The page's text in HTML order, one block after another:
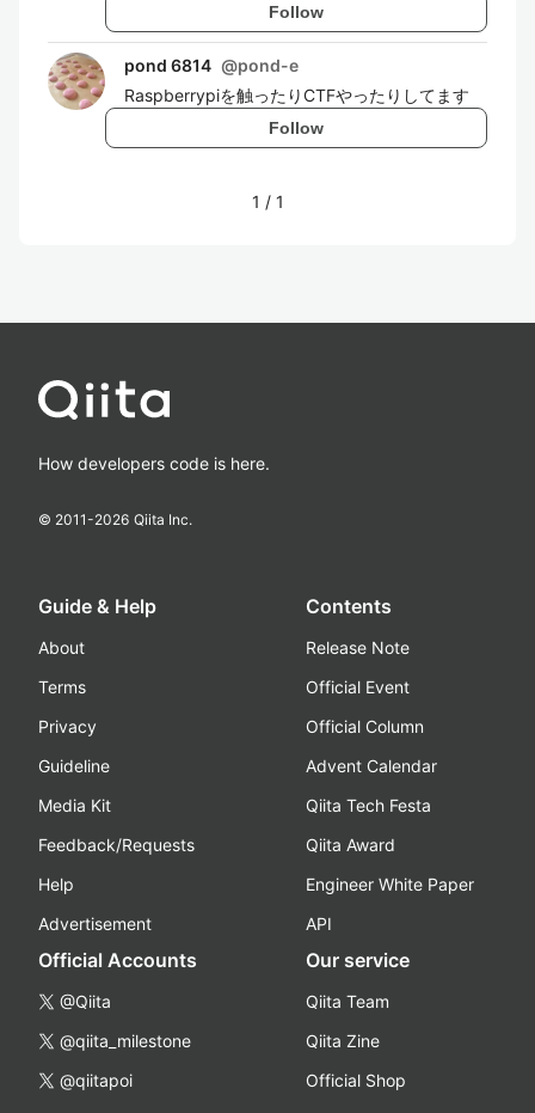
Follow
pond 6814 @pond-e
Raspberrypiを触ったりCTFやったりしてます
Follow
1 / 1
How developers code is here.
© 2011-2026 Qiita Inc.
Guide & Help
About
Terms
Privacy
Guideline
Media Kit
Feedback/Requests
Help
Advertisement
Contents
Release Note
Official Event
Official Column
Advent Calendar
Qiita Tech Festa
Qiita Award
Engineer White Paper
API
Official Accounts
@Qiita
@qiita_milestone
@qiitapoi
Our service
Qiita Team
Qiita Zine
Official Shop